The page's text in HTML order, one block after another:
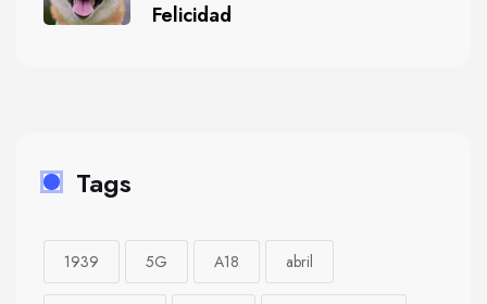
Felicidad
Tags
1939 5G A18 abril